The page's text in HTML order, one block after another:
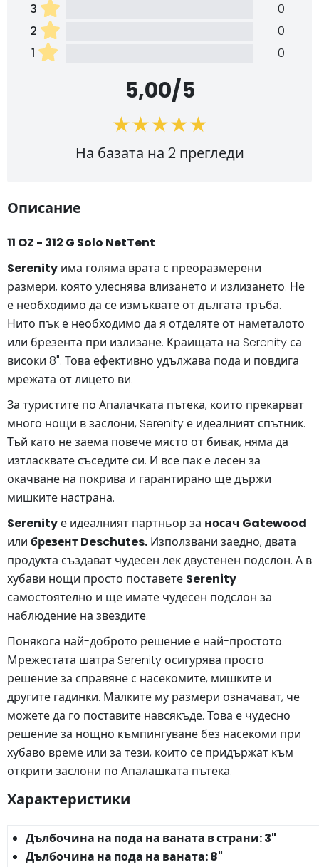
3
0
2
0
1
0
5,00/5
На базата на 2 прегледи
Описание
11 OZ - 312 G Solo NetTent
Serenity има голяма врата с преоразмерени
размери, която улеснява влизането и излизането. Не
е необходимо да се измъквате от дългата тръба.
Нито пък е необходимо да я отделяте от наметалото
или брезента при излизане. Краищата на Serenity са
високи 8". Това ефективно удължава пода и повдига
мрежата от лицето ви.
За туристите по Апалачката пътека, които прекарват
много нощи в заслони, Serenity е идеалният спътник.
Тъй като не заема повече място от бивак, няма да
изтласквате съседите си. И все пак е лесен за
окачване на покрива и гарантирано ще държи
мишките настрана.
Serenity е идеалният партньор за носач Gatewood
или брезент Deschutes. Използвани заедно, двата
продукта създават чудесен лек двустенен подслон. А в
хубави нощи просто поставете Serenity
самостоятелно и ще имате чудесен подслон за
наблюдение на звездите.
Понякога най-доброто решение е най-простото.
Мрежестата шатра Serenity осигурява просто
решение за справяне с насекомите, мишките и
другите гадинки. Малките му размери означават, че
можете да го поставите навсякъде. Това е чудесно
решение за нощно къмпингуване без насекоми при
хубаво време или за тези, които се придържат към
открити заслони по Апалашката пътека.
Характеристики
Дълбочина на пода на ваната в страни: 3"
Дълбочина на пода на ваната: 8"